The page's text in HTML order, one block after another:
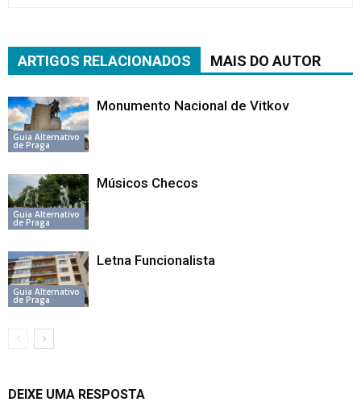
ARTIGOS RELACIONADOS MAIS DO AUTOR
Guia Alternativo
de Praga
Monumento Nacional de Vitkov
Guia Alternativo
de Praga
Músicos Checos
Guia Alternativo
de Praga
Letna Funcionalista
DEIXE UMA RESPOSTA